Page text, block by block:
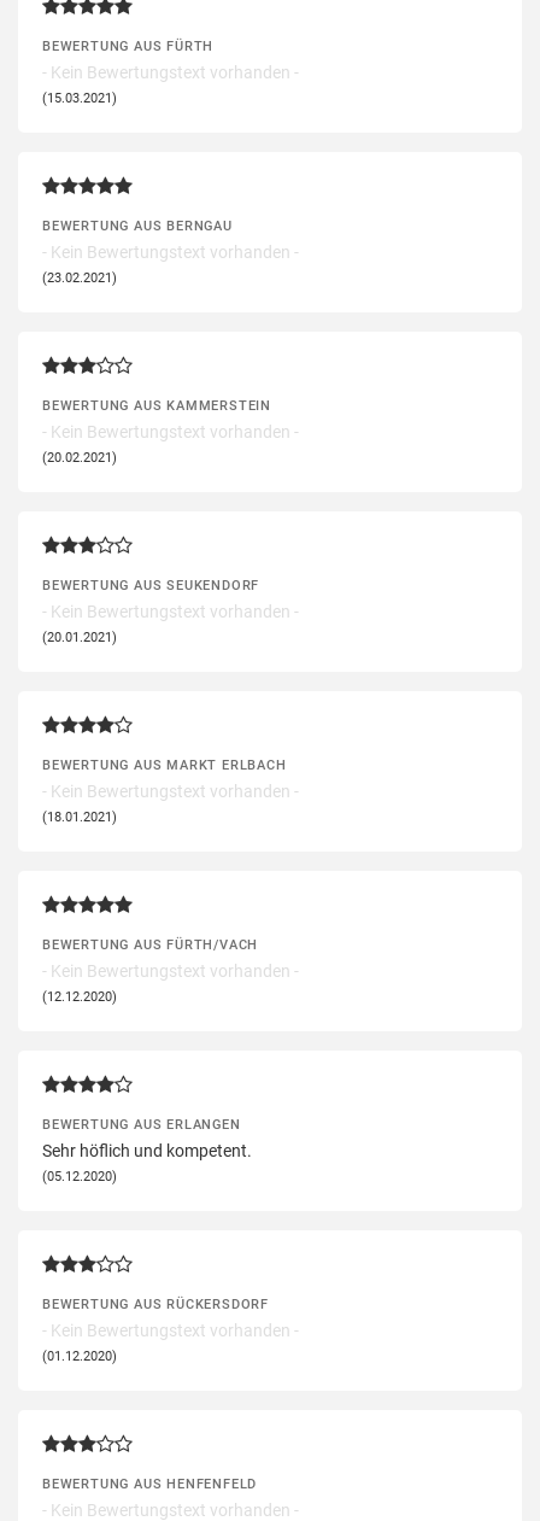
BEWERTUNG AUS FÜRTH
- Kein Bewertungstext vorhanden -
(15.03.2021)
BEWERTUNG AUS BERNGAU
- Kein Bewertungstext vorhanden -
(23.02.2021)
BEWERTUNG AUS KAMMERSTEIN
- Kein Bewertungstext vorhanden -
(20.02.2021)
BEWERTUNG AUS SEUKENDORF
- Kein Bewertungstext vorhanden -
(20.01.2021)
BEWERTUNG AUS MARKT ERLBACH
- Kein Bewertungstext vorhanden -
(18.01.2021)
BEWERTUNG AUS FÜRTH/VACH
- Kein Bewertungstext vorhanden -
(12.12.2020)
BEWERTUNG AUS ERLANGEN
Sehr höflich und kompetent.
(05.12.2020)
BEWERTUNG AUS RÜCKERSDORF
- Kein Bewertungstext vorhanden -
(01.12.2020)
BEWERTUNG AUS HENFENFELD
- Kein Bewertungstext vorhanden -